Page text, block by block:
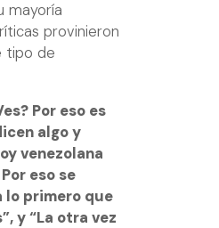
mayoría
provinieron
tipo de
Por eso es
algo y
venezolana
eso se
lo primero que
y “La otra vez